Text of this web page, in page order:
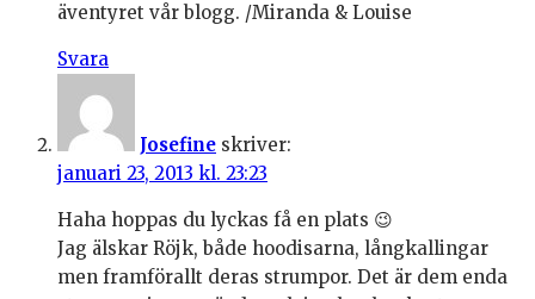
äventyret vår blogg. /Miranda & Louise
Svara
Josefine skriver:
januari 23, 2013 kl. 23:23
Haha hoppas du lyckas få en plats 😉
Jag älskar Röjk, både hoodisarna, långkallingar
men framförallt deras strumpor. Det är dem enda